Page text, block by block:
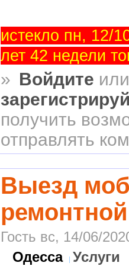
истекло пн, 12/
лет 42 недели
» Войдите
получить
отправлять
Выезд
Гость вс, 14/06/
Одесса
Услуги